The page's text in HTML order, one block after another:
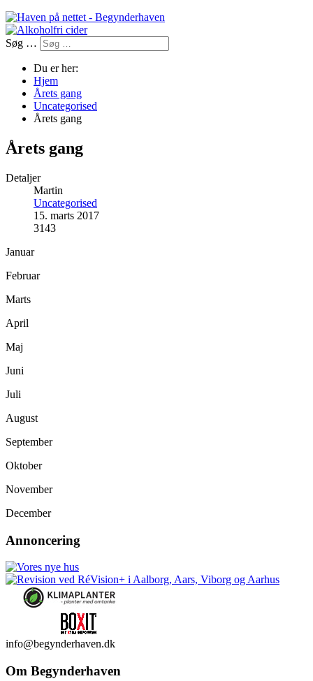
Søg …
Du er her:
Hjem
Årets gang
Uncategorised
Årets gang
Årets gang
Detaljer
Martin
Uncategorised
15. marts 2017
3143
Januar
Februar
Marts
April
Maj
Juni
Juli
August
September
Oktober
November
December
Annoncering
info@begynderhaven.dk
Om Begynderhaven